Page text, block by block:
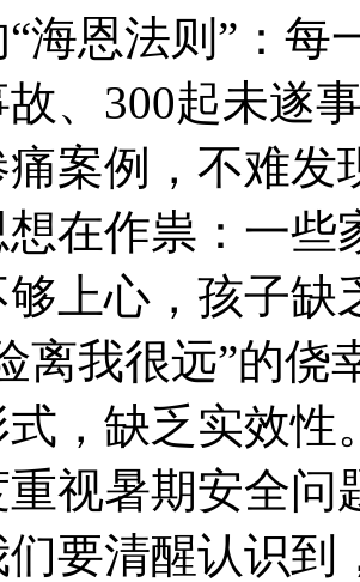
海恩法则”：每
、300起未遂
案例，不难发
在作祟：一些
上心，孩子
离我很远”的侥
，缺乏实效性
视暑期安全问
要清醒认识到